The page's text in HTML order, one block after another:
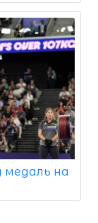
медаль на